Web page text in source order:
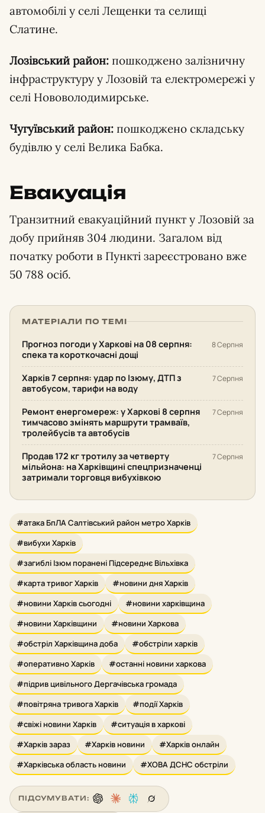
автомобілі у селі Лещенки та селищі
Слатине.
Лозівський район: пошкоджено залізничну
інфраструктуру у Лозовій та електромережі у
селі Нововолодимирське.
Чугуївський район: пошкоджено складську
будівлю у селі Велика Бабка.
Евакуація
Транзитний евакуаційний пункт у Лозовій за
добу прийняв 304 людини. Загалом від
початку роботи в Пункті зареєстровано вже
50 788 осіб.
МАТЕРІАЛИ ПО ТЕМІ
Прогноз погоди у Харкові на 08 серпня:
спека та короткочасні дощі
8 Серпня
Харків 7 серпня: удар по Ізюму, ДТП з
автобусом, тарифи на воду
7 Серпня
Ремонт енергомереж: у Харкові 8 серпня
тимчасово змінять маршрути трамваїв,
тролейбусів та автобусів
7 Серпня
Продав 172 кг тротилу за четверту
мільйона: на Харківщині спецпризначенці
затримали торговця вибухівкою
7 Серпня
#атака БпЛА Салтівський район метро Харків
#вибухи Харків
#загиблі Ізюм поранені Підсереднє Вільхівка
#карта тривог Харків
#новини дня Харків
#новини Харків сьогодні
#новини харківщина
#новини Харківщини
#новини Харкова
#обстріл Харківщина доба
#обстріли харків
#оперативно Харків
#останні новини харкова
#підрив цивільного Дергачівська громада
#повітряна тривога Харків
#події Харків
#свіжі новини Харків
#ситуація в харкові
#Харків зараз
#Харків новини
#Харків онлайн
#Харківська область новини
#ХОВА ДСНС обстріли
ПІДСУМУВАТИ: